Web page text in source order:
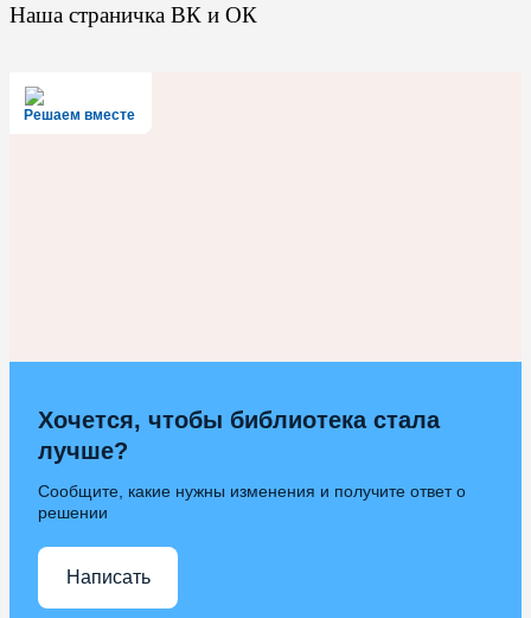
Наша страничка ВК и ОК
Решаем вместе
Хочется, чтобы библиотека стала
лучше?
Сообщите, какие нужны изменения и получите ответ о
решении
Написать